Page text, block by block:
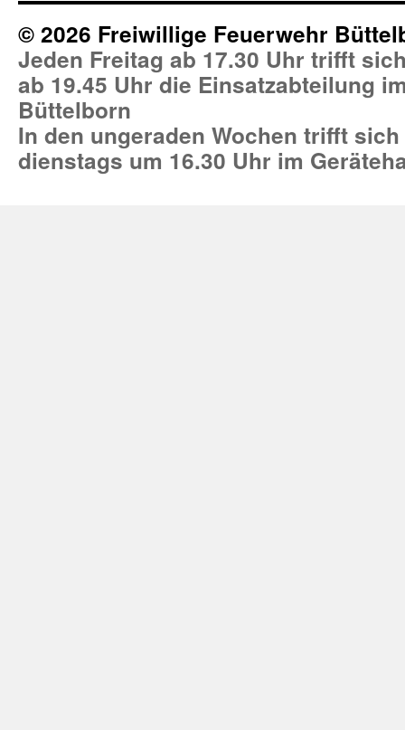
© 2026 Freiwillige Feuerwehr
Jeden Freitag ab 17.30 Uhr trifft
ab 19.45 Uhr die Einsatzabteilung
Büttelborn
In den ungeraden Wochen trifft
dienstags um 16.30 Uhr im